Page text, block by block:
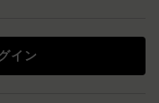
イン